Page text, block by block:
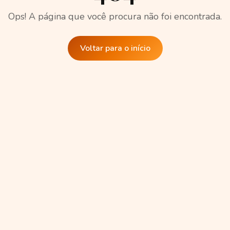
Ops! A página que você procura não foi encontrada.
Voltar para o início